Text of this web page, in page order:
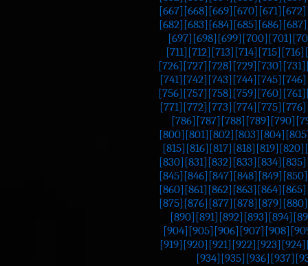
[667] [668] [669] [670] [671] [672]
[682] [683] [684] [685] [686] [687]
[697] [698] [699] [700] [701]
[711] [712] [713] [714] [715] [716]
[726] [727] [728] [729] [730] [731]
[741] [742] [743] [744] [745] [746]
[756] [757] [758] [759] [760] [761]
[771] [772] [773] [774] [775] [776]
[786] [787] [788] [789] [790]
[800] [801] [802] [803] [804]
[815] [816] [817] [818] [819] [820]
[830] [831] [832] [833] [834] [835]
[845] [846] [847] [848] [849] [850]
[860] [861] [862] [863] [864] [865]
[875] [876] [877] [878] [879] [880]
[890] [891] [892] [893] [894]
[904] [905] [906] [907] [908]
[919] [920] [921] [922] [923] [924]
[934] [935] [936] [937]